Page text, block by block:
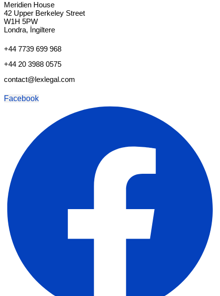
Meridien House
42 Upper Berkeley Street
W1H 5PW
Londra, İngiltere
+44 7739 699 968
+44 20 3988 0575
contact@lexlegal.com
Facebook